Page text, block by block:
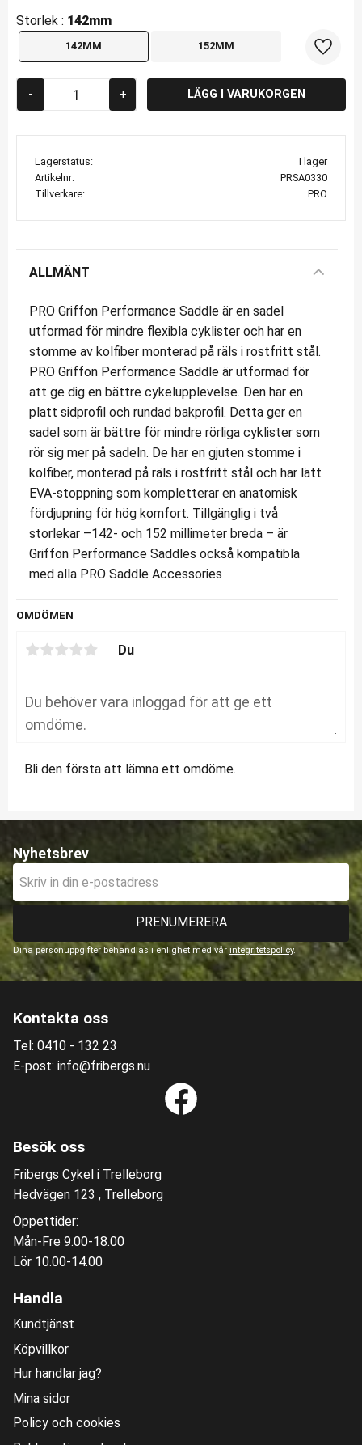
Storlek : 142mm
142MM 152MM
+
-
Lägg
Lagerstatus
I lager
Artikelnr
PRSA0330
Tillverkare
PRO
ALLMÄNT
PRO Griffon Performance Saddle är en sadel
utformad för mindre flexibla cyklister och har en
stomme av kolfiber monterad på räls i rostfritt stål.
PRO Griffon Performance Saddle är utformad för
att ge dig en bättre cykelupplevelse. Den har en
platt sidprofil och rundad bakprofil. Detta ger en
sadel som är bättre för mindre ­rörliga cyklister som
rör sig mer på sadeln. De har en gjuten stomme i
kolfiber, monterad på räls i rostfritt stål och har lätt
EVA-stoppning som kompletterar en anatomisk
fördjupning för hög komfort. Tillgänglig i två
storlekar –142- och 152 millimeter breda – är
Griffon Performance Saddles också kompatibla
med alla PRO Saddle Accessories
OMDÖMEN
Du
Bli den första att lämna ett omdöme.
Nyhetsbrev
PRENUMERERA
Dina personuppgifter behandlas i enlighet med vår integritetspolicy.
Kontakta oss
Tel: 0410 - 132 23
E-post: info@fribergs.nu
Besök oss
Fribergs Cykel i Trelleborg
Hedvägen 123 , Trelleborg
Öppettider:
Mån-Fre 9.00-18.00
Lör 10.00-14.00
Handla
Kundtjänst
Köpvillkor
Hur handlar jag?
Mina sidor
Policy och cookies